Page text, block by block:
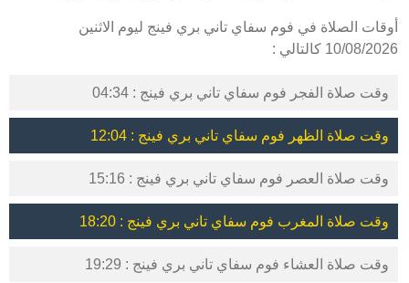
أوقات الصلاة في فوم سفاي تاني بري فينج ليوم الاثنين
10/08/2026 كالتالي :
وقت صلاة الفجر فوم سفاي تاني بري فينج : 04:34
وقت صلاة الظهر فوم سفاي تاني بري فينج : 12:04
وقت صلاة العصر فوم سفاي تاني بري فينج : 15:16
وقت صلاة المغرب فوم سفاي تاني بري فينج : 18:20
وقت صلاة العشاء فوم سفاي تاني بري فينج : 19:29